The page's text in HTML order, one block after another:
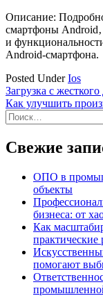
Описание:
смартфоны
и
Android-смартфона.
Posted UnderIos
Навигация
по
записям
Загрузка с
Как улучшить
Найти:
Свежие
ОПО в
объекты
бизнеса: от
Как
практические
помогают